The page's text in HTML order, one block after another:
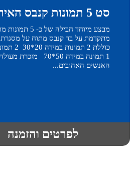
סט 5 תמונות קנבס האירוע שלי
מבצע מיוחד
מתקדמת על בד קנבס מתוח על
1 תמונה במידה 50*70
האנשים האהובים...
לפרטים והזמנה